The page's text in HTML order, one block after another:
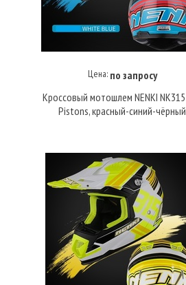
Купить под заказ
Цена: по запросу
Кроссовый мотошлем NENKI
Pistons, красный-синий-чёрный